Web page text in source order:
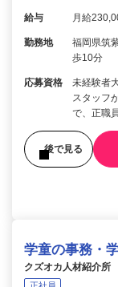
給与 月給
勤務地
福岡県筑
歩10分
応募資格
未経験者
スタッフ
で、正職
後で見る
学童の事務・
クズオカ人材紹介所